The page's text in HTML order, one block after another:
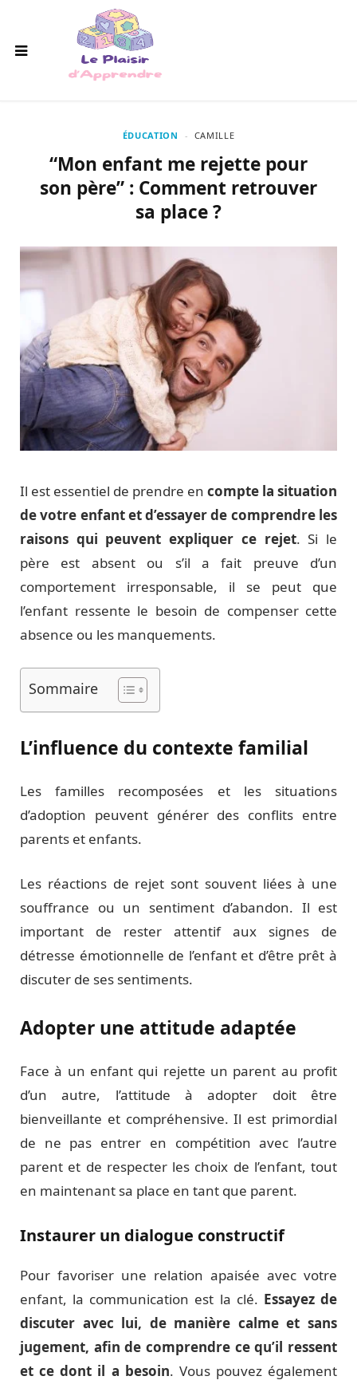
ÉDUCATION CAMILLE
“Mon enfant me rejette pour
son père” : Comment retrouver
sa place ?
Il est essentiel de prendre en compte la situation
de votre enfant et d’essayer de comprendre les
raisons qui peuvent expliquer ce rejet. Si le
père est absent ou s’il a fait preuve d’un
comportement irresponsable, il se peut que
l’enfant ressente le besoin de compenser cette
absence ou les manquements.
Sommaire
L’influence du contexte familial
Les familles recomposées et les situations
d’adoption peuvent générer des conflits entre
parents et enfants.
Les réactions de rejet sont souvent liées à une
souffrance ou un sentiment d’abandon. Il est
important de rester attentif aux signes de
détresse émotionnelle de l’enfant et d’être prêt à
discuter de ses sentiments.
Adopter une attitude adaptée
Face à un enfant qui rejette un parent au profit
d’un autre, l’attitude à adopter doit être
bienveillante et compréhensive. Il est primordial
de ne pas entrer en compétition avec l’autre
parent et de respecter les choix de l’enfant, tout
en maintenant sa place en tant que parent.
Instaurer un dialogue constructif
Pour favoriser une relation apaisée avec votre
enfant, la communication est la clé. Essayez de
discuter avec lui, de manière calme et sans
jugement, afin de comprendre ce qu’il ressent
et ce dont il a besoin. Vous pouvez également